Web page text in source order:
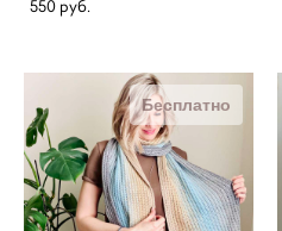
550 pуб.
Бесплатно